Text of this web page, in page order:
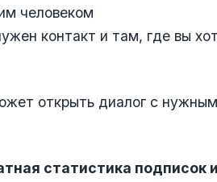
человеком
контакт и там, где вы
открыть диалог с
статистика подписок